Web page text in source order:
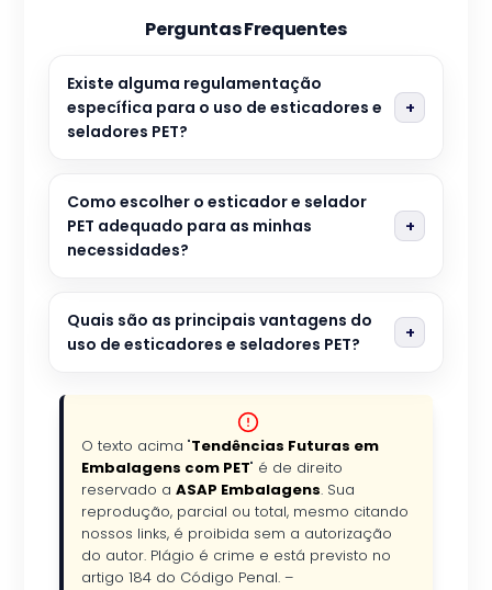
Perguntas Frequentes
Existe alguma regulamentação
específica para o uso de esticadores e
seladores PET?
Como escolher o esticador e selador
PET adequado para as minhas
necessidades?
Quais são as principais vantagens do
uso de esticadores e seladores PET?
O texto acima "Tendências Futuras em
Embalagens com PET" é de direito
reservado a ASAP Embalagens. Sua
reprodução, parcial ou total, mesmo citando
nossos links, é proibida sem a autorização
do autor. Plágio é crime e está previsto no
artigo 184 do Código Penal. –